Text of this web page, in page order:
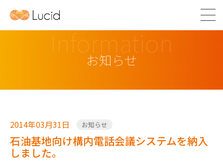
Information
お知らせ
2014年03月31日 お知らせ
石油基地向け構内電話会議システムを納入
しました。